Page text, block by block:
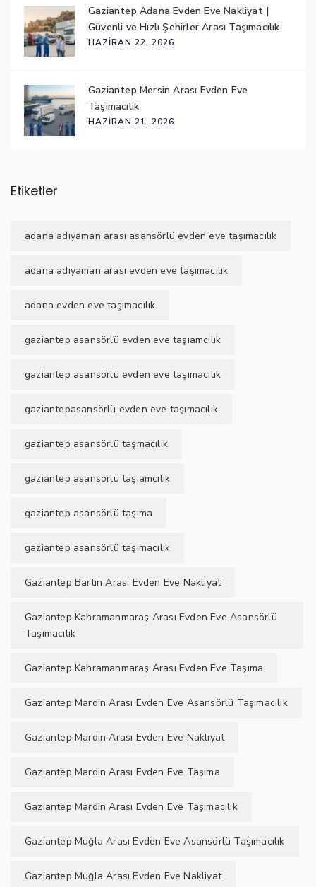
Gaziantep Adana Evden Eve Nakliyat |
Güvenli ve Hızlı Şehirler Arası Taşımacılık
HAZIRAN 22, 2026
Gaziantep Mersin Arası Evden Eve
Taşımacılık
HAZIRAN 21, 2026
Etiketler
adana adıyaman arası asansörlü evden eve taşımacılık
adana adıyaman arası evden eve taşımacılık
adana evden eve taşımacılık
gaziantep asansörlü evden eve taşıamcılık
gaziantep asansörlü evden eve taşımacılık
gaziantepasansörlü evden eve taşımacılık
gaziantep asansörlü taşmacılık
gaziantep asansörlü taşıamcılık
gaziantep asansörlü taşıma
gaziantep asansörlü taşımacılık
Gaziantep Bartın Arası Evden Eve Nakliyat
Gaziantep Kahramanmaraş Arası Evden Eve Asansörlü
Taşımacılık
Gaziantep Kahramanmaraş Arası Evden Eve Taşıma
Gaziantep Mardin Arası Evden Eve Asansörlü Taşımacılık
Gaziantep Mardin Arası Evden Eve Nakliyat
Gaziantep Mardin Arası Evden Eve Taşıma
Gaziantep Mardin Arası Evden Eve Taşımacılık
Gaziantep Muğla Arası Evden Eve Asansörlü Taşımacılık
Gaziantep Muğla Arası Evden Eve Nakliyat